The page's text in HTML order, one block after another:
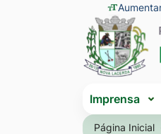
Seção
de
atalhos
e
links
de
para
o
conteúdo
[alt+1]
Ir
Seção
do
menu
menu
Imprensa
Página Inicial